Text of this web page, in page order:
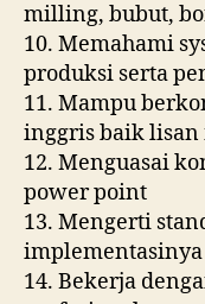
milling, bubut,
10. Memahami
produksi serta
11. Mampu
inggris baik
12. Menguasai
power point
13. Mengerti
implementasinya
14. Bekerja